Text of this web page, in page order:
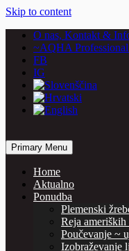
Skip to content
O nas, Kontakt &
~AQHA
FB
IG
Vašcer
… horses are our
Primary Menu
Home
Aktualno
Ponudba
Plemenski
Reja
Poučevanje ~
Izobraževanje